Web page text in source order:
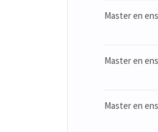
Master en
Master en
Master en